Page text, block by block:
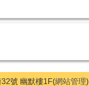
號 幽默樓1F(網站管理)